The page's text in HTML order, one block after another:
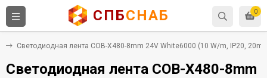
0
СПБСНАБ
Светодиодная лента COB-X480-8mm 24V White6000 (10 W/m, IP20, 20m
Светодиодная лента COB-X480-8mm